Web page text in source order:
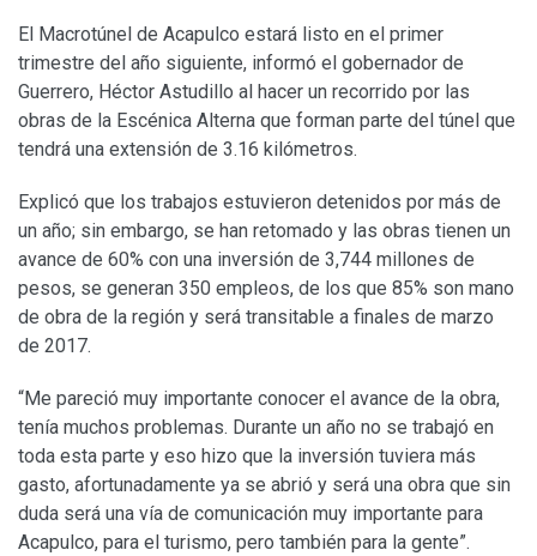
El Macrotúnel de Acapulco estará listo en el primer
trimestre del año siguiente, informó el gobernador de
Guerrero, Héctor Astudillo al hacer un recorrido por las
obras de la Escénica Alterna que forman parte del túnel que
tendrá una extensión de 3.16 kilómetros.
Explicó que los trabajos estuvieron detenidos por más de
un año; sin embargo, se han retomado y las obras tienen un
avance de 60% con una inversión de 3,744 millones de
pesos, se generan 350 empleos, de los que 85% son mano
de obra de la región y será transitable a finales de marzo
de 2017.
“Me pareció muy importante conocer el avance de la obra,
tenía muchos problemas. Durante un año no se trabajó en
toda esta parte y eso hizo que la inversión tuviera más
gasto, afortunadamente ya se abrió y será una obra que sin
duda será una vía de comunicación muy importante para
Acapulco, para el turismo, pero también para la gente”.